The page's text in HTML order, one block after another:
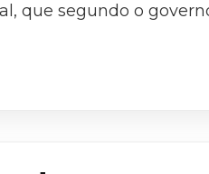
que segundo o